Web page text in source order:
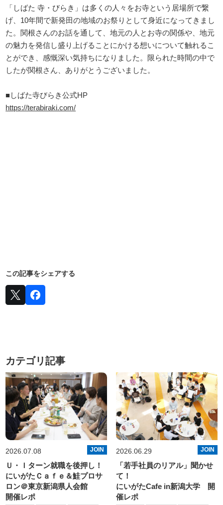
「しばた 寺・びらき」は多くの人々をお寺という居場所で繋
げ、10年間で新発田の地域のお祭りとして身近になってきまし
た。関根さんのお話を通して、地元の人とお寺の関係や、地元
の魅力を発信し盛り上げることにかける想いについて触れるこ
とができ、感慨深い気持ちになりました。限られた時間の中で
したが関根さん、ありがとうございました。
■しばた寺びらき公式HP
https://terabiraki.com/
この記事をシェアする
カテゴリ記事
2026.07.08 JOIN
Ｕ・Ｉターン就職を後押し！
にいがたＣａｆｅ＆鮭プロサ
ロン＠東京新潟県人会館
開催レポ
2026.06.29 JOIN
「若手社員のリアル」聞かせ
て！
にいがたCafe in新潟大学 開
催レポ